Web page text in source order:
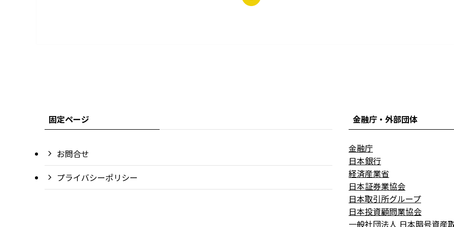
固定ページ
お問合せ
プライバシーポリシー
金融庁・外部団体
金融庁
日本銀行
経済産業省
日本証券業協会
日本取引所グループ
日本投資顧問業協会
一般社団法人 日本暗号資産